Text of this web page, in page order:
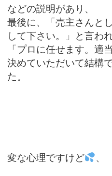
などの説明があり、
最後に、「売主さんと
して下さい。」と言われ
「プロに任せます。適
決めていただいて結構
た。
変な心理ですけど
、